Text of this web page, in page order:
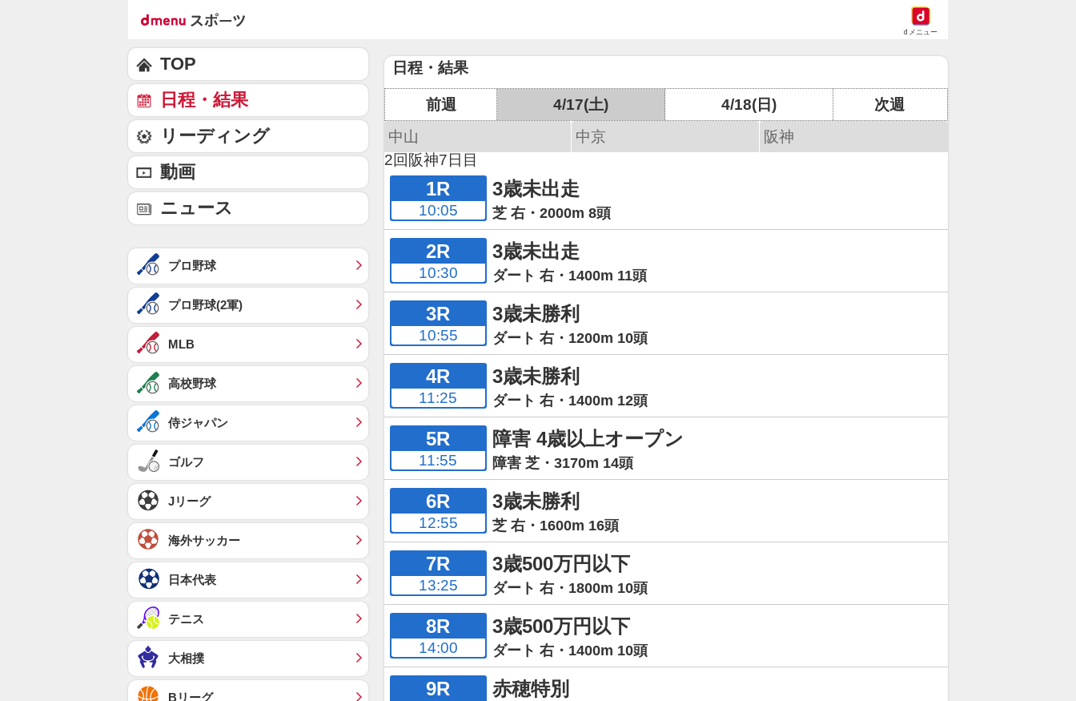
dメニュー
日程・結果
前週 4/17(土) 4/18(日)
次週
中山
中京
阪神
2回阪神7日目
1R
10:05
3歳未出走
芝 右・2000m 8頭
2R
10:30
3歳未出走
ダート 右・1400m 11頭
3R
10:55
3歳未勝利
ダート 右・1200m 10頭
4R
11:25
3歳未勝利
ダート 右・1400m 12頭
5R
11:55
障害 4歳以上オープン
障害 芝・3170m 14頭
6R
12:55
3歳未勝利
芝 右・1600m 16頭
7R
13:25
3歳500万円以下
ダート 右・1800m 10頭
8R
14:00
3歳500万円以下
ダート 右・1400m 10頭
9R 赤穂特別
TOP
日程・結果
リーディング
動画
ニュース
プロ野球
プロ野球(2軍)
MLB
高校野球
侍ジャパン
ゴルフ
Jリーグ
海外サッカー
日本代表
テニス
大相撲
Bリーグ